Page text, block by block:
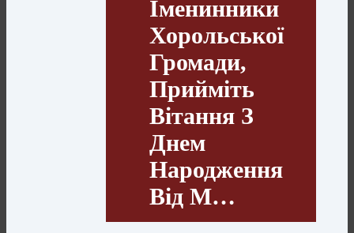
Іменинники
Хорольської
Громади,
Прийміть
Вітання З
Днем
Народження
Від М…